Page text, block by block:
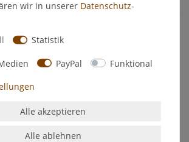
Stumpenkerzen
wir in unserer Daten­schutz­
Statistik
PayPal Funktional
Alle akzeptieren
Alle ablehnen